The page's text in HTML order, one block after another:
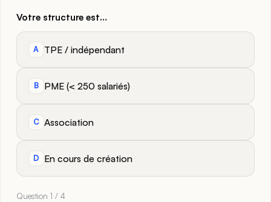
Votre structure est…
A TPE / indépendant
B PME (< 250 salariés)
C Association
D En cours de création
Question 1 / 4